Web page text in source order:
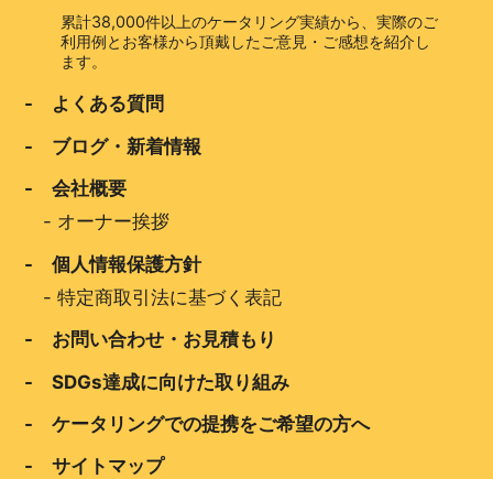
累計38,000件以上のケータリング実績から、実際のご
利用例とお客様から頂戴したご意見・ご感想を紹介し
ます。
- よくある質問
- ブログ・新着情報
- 会社概要
- オーナー挨拶
- 個人情報保護方針
-特定商取引法に基づく表記
- お問い合わせ・お見積もり
- SDGs達成に向けた取り組み
- ケータリングでの提携をご希望の方へ
- サイトマップ